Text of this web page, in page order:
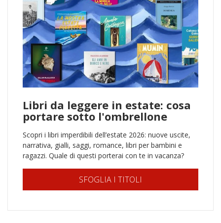
Libri da leggere in estate: cosa
portare sotto l'ombrellone
Scopri i libri imperdibili dell’estate 2026: nuove uscite,
narrativa, gialli, saggi, romance, libri per bambini e
ragazzi. Quale di questi porterai con te in vacanza?
SFOGLIA I TITOLI